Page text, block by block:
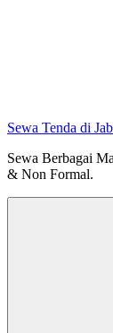
Sewa Tenda di
Sewa Berbagai
& Non Formal.